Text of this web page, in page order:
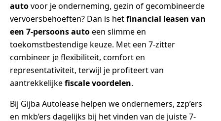
autovoor je onderneming, gezin of gecombineerde
vervoersbehoeften? Dan is hetfinancial leasen van
een 7-persoons autoeen slimme en
toekomstbestendige keuze. Met een 7-zitter
combineer je flexibiliteit, comfort en
representativiteit, terwijl je profiteert van
aantrekkelijkefiscale voordelen.
Bij Gijba Autolease helpen we ondernemers, zzp’ers
en mkb’ers dagelijks bij het vinden van de juiste 7-